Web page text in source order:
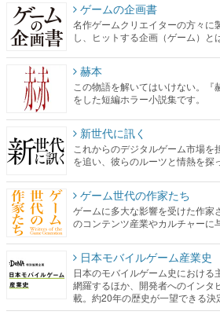
ゲームの企画書
名作ゲームクリエイターの方々に
し、ヒットする企画（ゲーム）と
赫本
この物語を解いてはいけない。
をした短編ホラー小説集です。
新世代に訊く
これからのデジタルゲーム市場
を追い、彼らのルーツと情熱を探
ゲーム世代の作家たち
ゲームに多大な影響を受けた作家
のコンテンツ産業やカルチャーに
日本モバイルゲーム産業史
日本のモバイルゲーム史における
網羅するほか、開発者へのインタ
載。約20年の歴史が一望できる決